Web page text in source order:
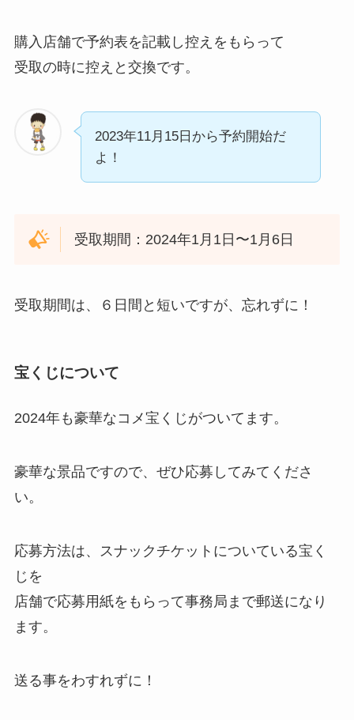
購入店舗で予約表を記載し控えをもらって
受取の時に控えと交換です。
2023年11月15日から予約開始だ
よ！
受取期間：2024年1月1日〜1月6日
受取期間は、６日間と短いですが、忘れずに！
宝くじについて
2024年も豪華なコメ宝くじがついてます。
豪華な景品ですので、ぜひ応募してみてくださ
い。
応募方法は、スナックチケットについている宝く
じを
店舗で応募用紙をもらって事務局まで郵送になり
ます。
送る事をわすれずに！